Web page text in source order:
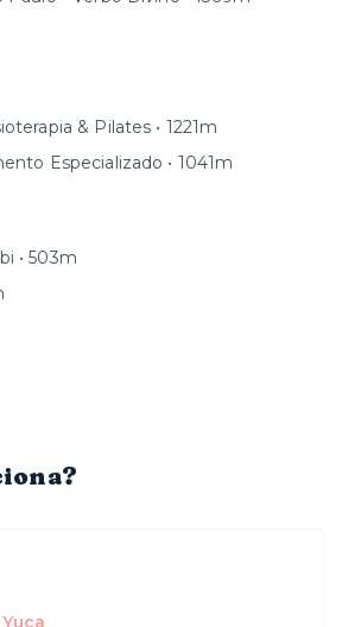
& Pilates • 1221m
Especializado • 1041m
• 503m